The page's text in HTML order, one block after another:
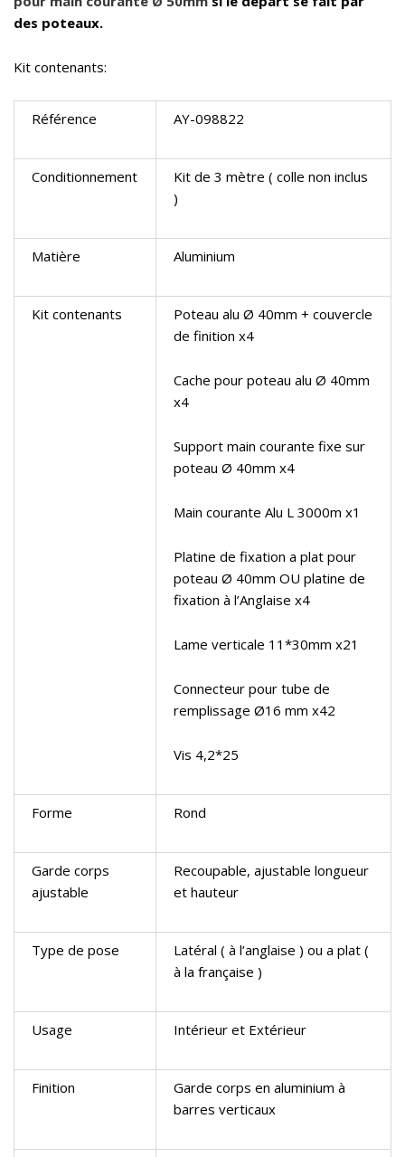
des poteaux.
Kit contenants:
Référence AY-098822
Conditionnement
Kit de 3 mètre ( colle non inclus
)
Matière Aluminium
Kit contenants
Poteau alu Ø 40mm + couvercle
de finition x4
Cache pour poteau alu Ø 40mm
x4
Support main courante fixe sur
poteau Ø 40mm x4
Main courante Alu L 3000m x1
Platine de fixation a plat pour
poteau Ø 40mm OU platine de
fixation à l’Anglaise x4
Lame verticale 11*30mm x21
Connecteur pour tube de
remplissage Ø16 mm x42
Vis 4,2*25
Forme Rond
Garde corps
ajustable
Recoupable, ajustable longueur
et hauteur
Type de pose
Latéral ( à l’anglaise ) ou a plat (
à la française )
Usage Intérieur et Extérieur
Finition
Garde corps en aluminium à
barres verticaux